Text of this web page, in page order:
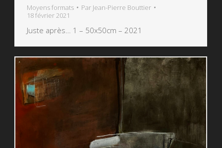
Moyens formats Par Jean-Pierre Bouttier
18 février 2021
Juste après… 1 – 50x50cm – 2021